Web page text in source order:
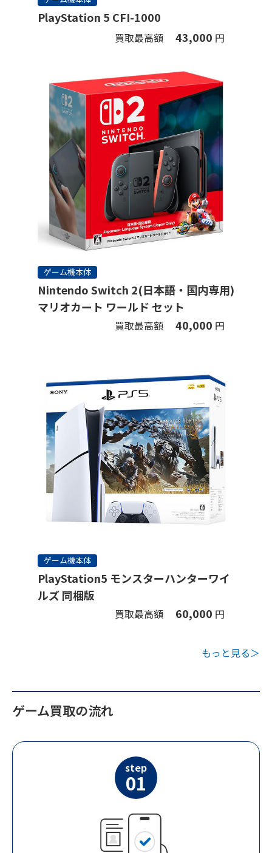
PlayStation 5 CFI-1000
買取最高額 43,000 円
ゲーム機本体
Nintendo Switch 2(日本語・国内専用)
マリオカート ワールド セット
買取最高額 40,000 円
ゲーム機本体
PlayStation5 モンスターハンターワイ
ルズ 同梱版
買取最高額 60,000 円
もっと見る＞
ゲーム買取の流れ
step
01